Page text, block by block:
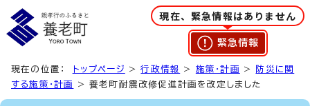
現在、緊急情報はありません
緊急情報
現在の位置： トップページ >行政情報 > 施策・計画 >
防災に関
する施策・計画
> 養老町耐震改修促進計画を改定しました